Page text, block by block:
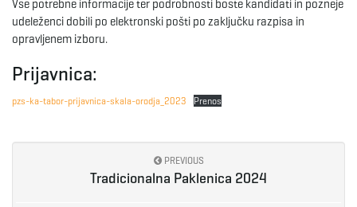
Vse potrebne informacije ter podrobnosti boste kandidati in pozneje
udeleženci dobili po elektronski pošti po zaključku razpisa in
opravljenem izboru.
Prijavnica:
pzs-ka-tabor-prijavnica-skala-orodja_2023 Prenos
PREVIOUS
Tradicionalna Paklenica 2024